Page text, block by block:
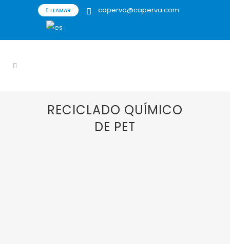
LLAMAR caperva@caperva.com
RECICLADO QUÍMICO
DE PET